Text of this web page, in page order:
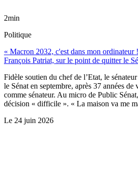
2min
Politique
« Macron 2032, c'est dans mon ordinateur
François Patriat, sur le point de quitter le
Fidèle soutien du chef de l’Etat, le
le Sénat en septembre, après 37 années
comme sénateur. Au micro de Public
décision « difficile ». « La maison va me
Le 24 juin 2026